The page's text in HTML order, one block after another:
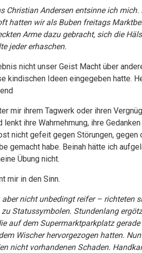
Christian Andersen entsinne ich
hatten wir als Buben freitags
Arme dazu gebracht, sich die
jeder erhaschen.
nicht unser Geist Macht über
kindischen Ideen eingegeben hatte.
mir ihrem Tagwerk oder ihren
ihre Wahrnehmung, ihre
nicht gefeit gegen Störungen, gegen
gemacht habe. Beinah hätte ich
Übung nicht.
mir in den Sinn.
nicht unbedingt reifer – richteten
Statussymbolen. Stundenlang
auf dem Supermarktparkplatz
Wischer hervorgezogen hatten.
nicht vorhandenen Schaden.